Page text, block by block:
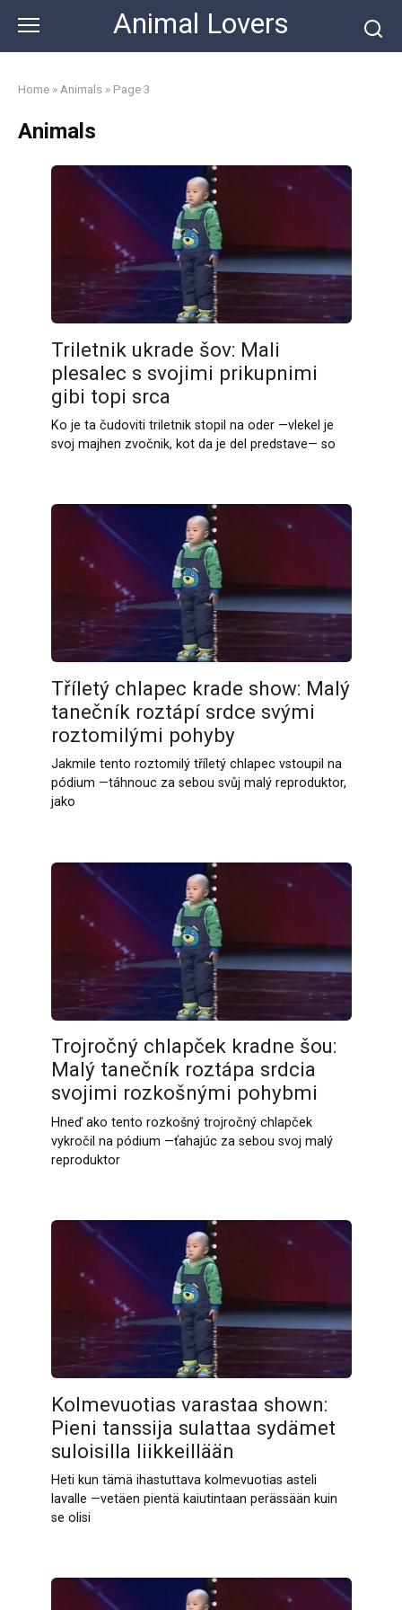
content
Animal Lovers
Home » Animals » Page 3
Animals
Triletnik ukrade šov: Mali
plesalec s svojimi prikupnimi
gibi topi srca
Ko je ta čudoviti triletnik stopil na oder —vlekel je
svoj majhen zvočnik, kot da je del predstave— so
Tříletý chlapec krade show: Malý
tanečník roztápí srdce svými
roztomilými pohyby
Jakmile tento roztomilý tříletý chlapec vstoupil na
pódium —táhnouc za sebou svůj malý reproduktor,
jako
Trojročný chlapček kradne šou:
Malý tanečník roztápa srdcia
svojimi rozkošnými pohybmi
Hneď ako tento rozkošný trojročný chlapček
vykročil na pódium —ťahajúc za sebou svoj malý
reproduktor
Kolmevuotias varastaa shown:
Pieni tanssija sulattaa sydämet
suloisilla liikkeillään
Heti kun tämä ihastuttava kolmevuotias asteli
lavalle —vetäen pientä kaiutintaan perässään kuin
se olisi